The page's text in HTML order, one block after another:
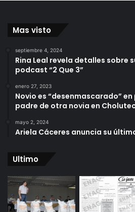
Mas visto
septiembre 4, 2024
Rina Leal revela detalles sobre
podcast “2 Que 3”
enero 27, 2023
Novio es “desenmascarado”
padre de otra novia en
mayo 2, 2024
Ariela Cáceres anuncia su
Ultimo